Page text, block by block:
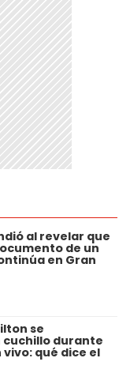
al revelar que
de un
en Gran
se
cuchillo durante
qué dice el